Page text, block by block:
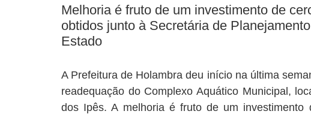
Melhoria é fruto de um investimento de
obtidos junto à Secretária de
Estado
A Prefeitura de Holambra deu início na última
readequação do Complexo Aquático Municipal,
dos Ipês. A melhoria é fruto de um investimento